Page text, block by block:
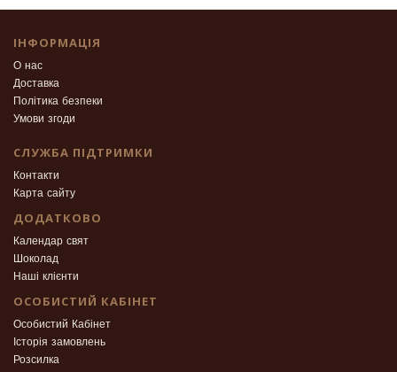
ІНФОРМАЦІЯ
О нас
Доставка
Політика безпеки
Умови згоди
СЛУЖБА ПІДТРИМКИ
Контакти
Карта сайту
ДОДАТКОВО
Календар свят
Шоколад
Наші клієнти
ОСОБИСТИЙ КАБІНЕТ
Особистий Кабінет
Історія замовлень
Розсилка